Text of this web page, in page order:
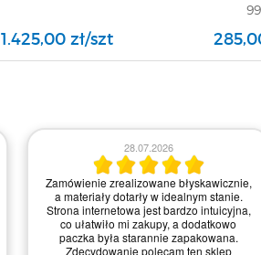
1.425,00 zł/szt
21.07.2026
Zamówienie było proste do zrealizowania,
a strona intuicyjna. Myślę, że mogliby
trochę poprawić szybkość dostawy, ale
ogólnie jestem zadowolony z jakości
materiałów i obsługi – zasługują na